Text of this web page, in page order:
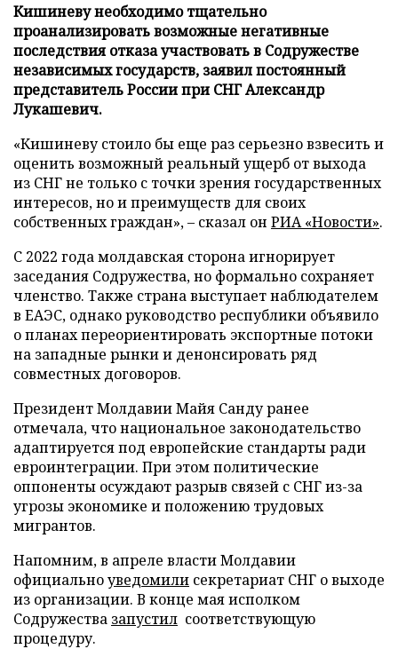
Кишиневу необходимо тщательно
проанализировать возможные негативные
последствия отказа участвовать в Содружестве
независимых государств, заявил постоянный
представитель России при СНГ Александр
Лукашевич.
«Кишиневу стоило бы еще раз серьезно взвесить и
оценить возможный реальный ущерб от выхода
из СНГ не только с точки зрения государственных
интересов, но и преимуществ для своих
собственных граждан», – сказал он РИА «Новости».
С 2022 года молдавская сторона игнорирует
заседания Содружества, но формально сохраняет
членство. Также страна выступает наблюдателем
в ЕАЭС, однако руководство республики объявило
о планах переориентировать экспортные потоки
на западные рынки и денонсировать ряд
совместных договоров.
Президент Молдавии Майя Санду ранее
отмечала, что национальное законодательство
адаптируется под европейские стандарты ради
евроинтеграции. При этом политические
оппоненты осуждают разрыв связей с СНГ из-за
угрозы экономике и положению трудовых
мигрантов.
Напомним, в апреле власти Молдавии
официальноуведомили секретариат СНГ о выходе
из организации. В конце мая исполком
Содружества запустил соответствующую
процедуру.